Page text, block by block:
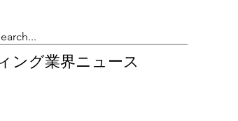
ング業界ニュース